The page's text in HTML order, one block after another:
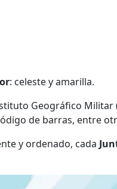
: celeste y amarilla.
Geográfico Militar
de barras, entre
y ordenado, cada